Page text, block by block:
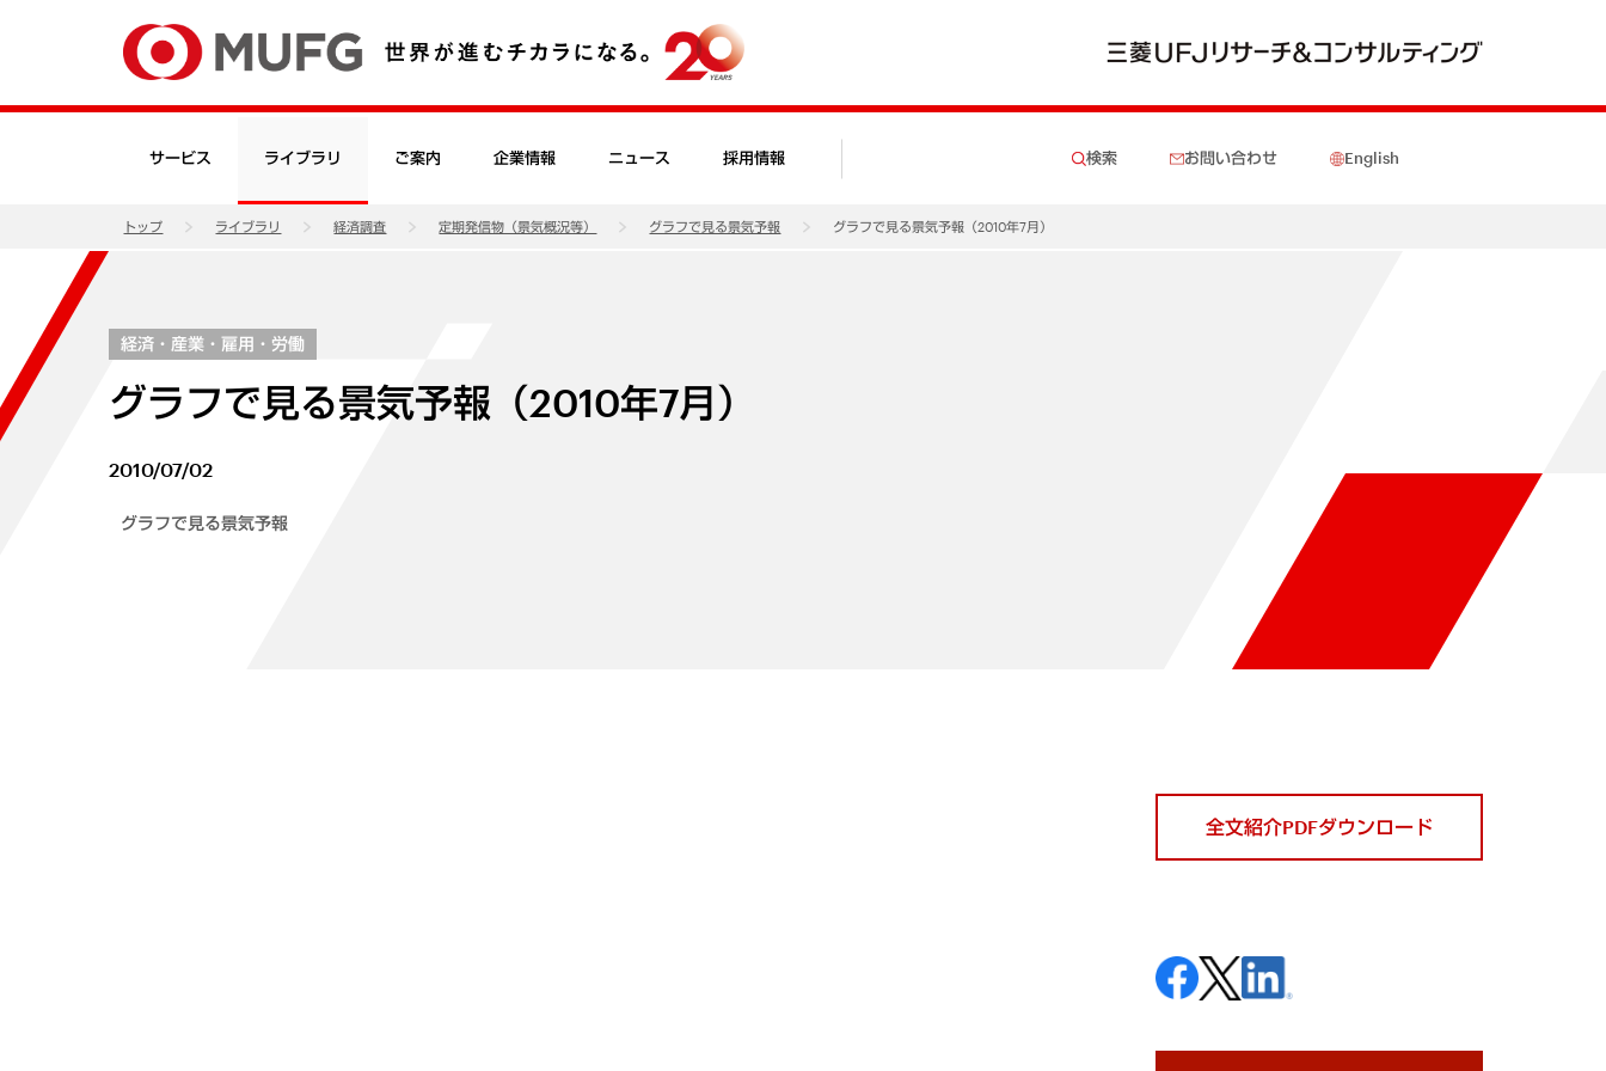
サービス ライブラリ ご案内 企業情報 ニュース 採用情報 検索 お問い合わせ English
トップ ライブラリ 経済調査 定期発信物（景気概況等） グラフで見る景気予報 グラフで見る景気予報（2010年7月）
経済・産業・雇用・労働
グラフで見る景気予報（2010年7月）
2010/07/02
グラフで見る景気予報
全文紹介PDFダウンロード